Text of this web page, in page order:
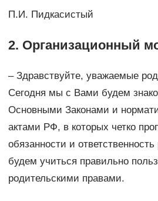
П.И. Пидкасистый
2. Организационный
– Здравствуйте, уважаемые
Сегодня мы с Вами будем
Основными Законами и
актами РФ, в которых четко
обязанности и
будем учиться правильно
родительскими правами.